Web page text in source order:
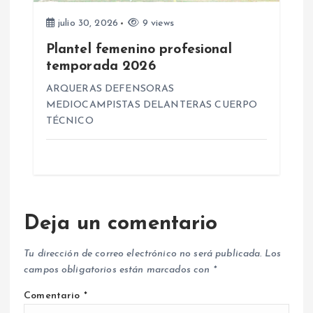
julio 30, 2026 9 views
Plantel femenino profesional
temporada 2026
ARQUERAS DEFENSORAS
MEDIOCAMPISTAS DELANTERAS CUERPO
TÉCNICO
Deja un comentario
Tu dirección de correo electrónico no será publicada. Los
campos obligatorios están marcados con *
Comentario *